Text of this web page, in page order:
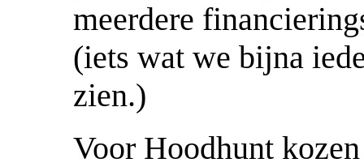
meerdere
(iets wat we bijna
zien.)
Voor Hoodhunt